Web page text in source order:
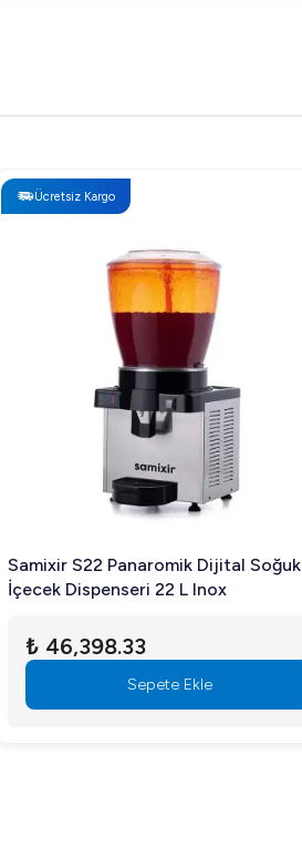
Ücretsiz Kargo
Samixir S22 Panaromik Dijital Soğuk
İçecek Dispenseri 22 L Inox
₺ 46,398.33
Sepete Ekle